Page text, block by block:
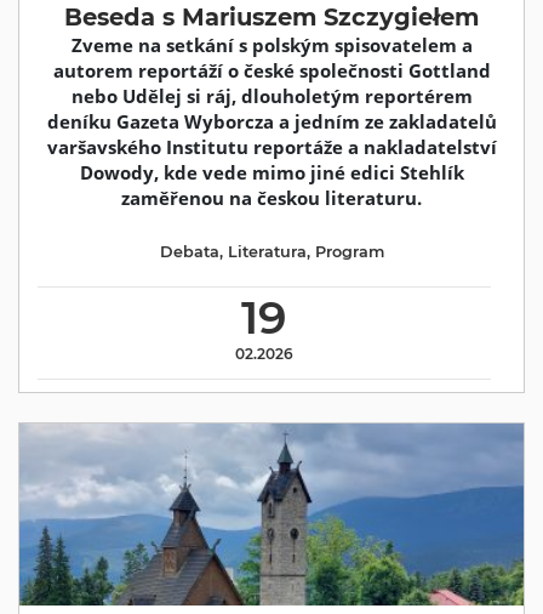
Beseda s Mariuszem Szczygiełem
Zveme na setkání s polským spisovatelem a
autorem reportáží o české společnosti Gottland
nebo Udělej si ráj, dlouholetým reportérem
deníku Gazeta Wyborcza a jedním ze zakladatelů
varšavského Institutu reportáže a nakladatelství
Dowody, kde vede mimo jiné edici Stehlík
zaměřenou na českou literaturu.
19
02.2026
Debata, Literatura, Program